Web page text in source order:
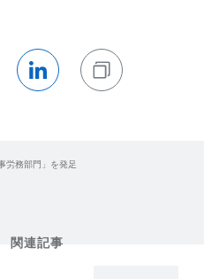
労務部門」を発足
関連記事